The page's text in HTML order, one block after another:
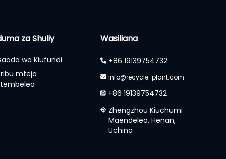
za Shuliy
wa Kiufundi
mteja
Wasiliana
+86 19139754732
info@recycle-plant.com
+86 19139754732
Zhengzhou Kiuchumi
Maendeleo, Henan,
Uchina